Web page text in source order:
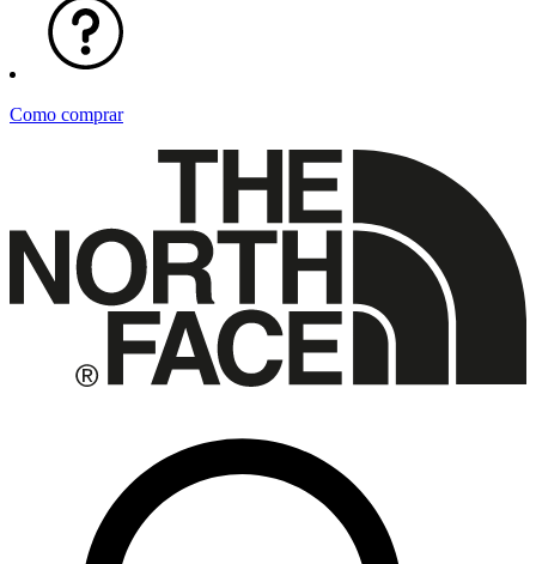
Como comprar